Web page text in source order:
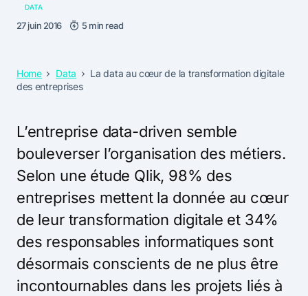
DATA
27 juin 2016 5 min read
Home Data
La data au cœur de la transformation digitale
des entreprises
L’entreprise data-driven semble
bouleverser l’organisation des métiers.
Selon une étude Qlik, 98% des
entreprises mettent la donnée au cœur
de leur transformation digitale et 34%
des responsables informatiques sont
désormais conscients de ne plus être
incontournables dans les projets liés à